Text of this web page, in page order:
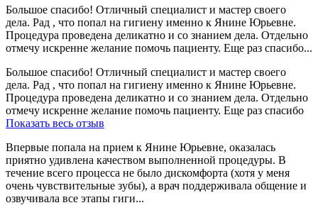
Большое спасибо! Отличный специалист и мастер своего
дела. Рад , что попал на гигиену именно к Янине Юрьевне.
Процедура проведена деликатно и со знанием дела. Отдельно
отмечу искренне желание помочь пациенту. Еще раз спасибо...
Большое спасибо! Отличный специалист и мастер своего
дела. Рад , что попал на гигиену именно к Янине Юрьевне.
Процедура проведена деликатно и со знанием дела. Отдельно
отмечу искренне желание помочь пациенту. Еще раз спасибо
Показать весь отзыв
Впервые попала на прием к Янине Юрьевне, оказалась
приятно удивлена качеством выполненной процедуры. В
течение всего процесса не было дискомфорта (хотя у меня
очень чувствительные зубы), а врач поддерживала общение и
озвучивала все этапы гиги...